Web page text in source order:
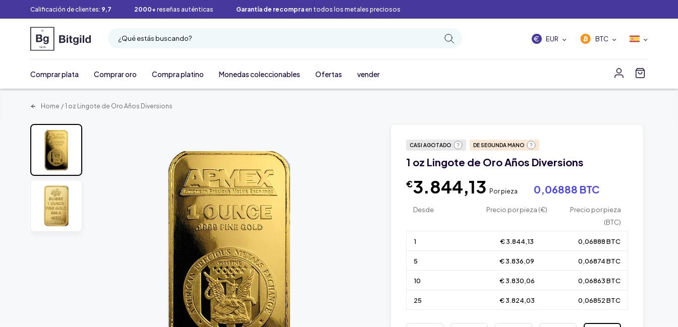
Calificación de clientes: 9,7 2000+ reseñas auténticas Garantía de recompraen todos los metales preciosos
¿Qué estás buscando? EUR BTC
Comprar plata Comprar oro Compra platino Monedas coleccionables Ofertas vender
Home / 1 oz Lingote de Oro Años Diversions
CASI AGOTADO DE SEGUNDA MANO
1 oz Lingote de Oro Años Diversions
€3.844,13 Por pieza 0,06888 BTC
Desde Precio por pieza (€)
Precio por pieza
(BTC)
1 € 3.844,13 0,06888 BTC
5 € 3.836,09 0,06874 BTC
10 € 3.830,06 0,06863 BTC
25 € 3.824,03 0,06852 BTC